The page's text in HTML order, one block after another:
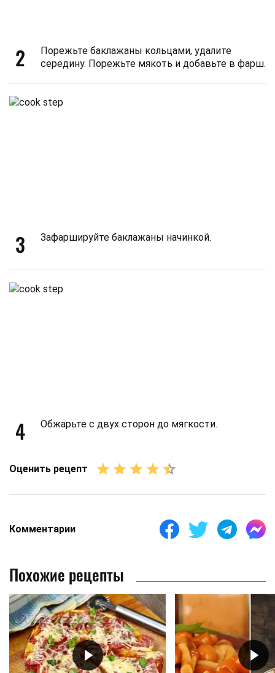
2
Порежьте баклажаны кольцами, удалите
середину. Порежьте мякоть и добавьте в фарш.
3 Зафаршируйте баклажаны начинкой.
4 Обжарьте с двух сторон до мягкости.
Оценить рецепт
Комментарии
Похожие рецепты